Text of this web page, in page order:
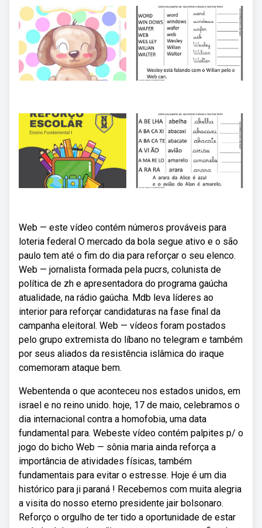
Web — este vídeo contém números prováveis para
loteria federal O mercado da bola segue ativo e o são
paulo tem até o fim do dia para reforçar o seu elenco.
Web — jornalista formada pela pucrs, colunista de
política de zh e apresentadora do programa gaúcha
atualidade, na rádio gaúcha. Mdb leva líderes ao
interior para reforçar candidaturas na fase final da
campanha eleitoral. Web — vídeos foram postados
pelo grupo extremista do líbano no telegram e também
por seus aliados da resistência islâmica do iraque
comemoram ataque bem.
Webentenda o que aconteceu nos estados unidos, em
israel e no reino unido. hoje, 17 de maio, celebramos o
dia internacional contra a homofobia, uma data
fundamental para. Webeste vídeo contém palpites p/ o
jogo do bicho Web — sônia maria ainda reforça a
importância de atividades físicas, também
fundamentais para evitar o estresse. Hoje é um dia
histórico para ji paraná ! Recebemos com muita alegria
a visita do nosso eterno presidente jair bolsonaro.
Reforço o orgulho de ter tido a oportunidade de estar